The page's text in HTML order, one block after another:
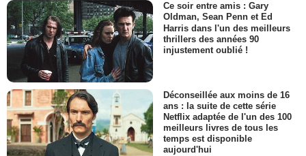
Ce soir entre amis : Gary
Oldman, Sean Penn et Ed
Harris dans l'un des meilleurs
thrillers des années 90
injustement oublié !
Déconseillée aux moins de 16
ans : la suite de cette série
Netflix adaptée de l'un des 100
meilleurs livres de tous les
temps est disponible
aujourd'hui